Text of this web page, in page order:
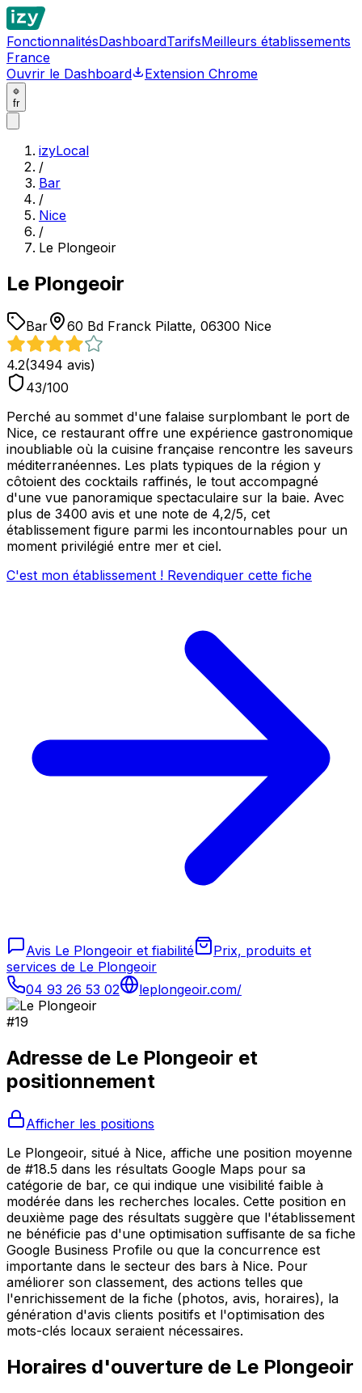
FonctionnalitésDashboardTarifsMeilleurs établissements
France
Ouvrir le Dashboard
Extension Chrome
fr
izyLocal
/
Bar
/
Nice
/
Le Plongeoir
Le Plongeoir
Bar 60 Bd Franck Pilatte, 06300 Nice
4.2(3494 avis)
43/100
Perché au sommet d'une falaise surplombant le port de
Nice, ce restaurant offre une expérience gastronomique
inoubliable où la cuisine française rencontre les saveurs
méditerranéennes. Les plats typiques de la région y
côtoient des cocktails raffinés, le tout accompagné
d'une vue panoramique spectaculaire sur la baie. Avec
plus de 3400 avis et une note de 4,2/5, cet
établissement figure parmi les incontournables pour un
moment privilégié entre mer et ciel.
C'est mon établissement ! Revendiquer cette fiche
Avis Le Plongeoir et fiabilité
Prix, produits et
services de Le Plongeoir
04 93 26 53 02
leplongeoir.com/
#19
Adresse de Le Plongeoir et
positionnement
Afficher les positions
Le Plongeoir, situé à Nice, affiche une position moyenne
de #18.5 dans les résultats Google Maps pour sa
catégorie de bar, ce qui indique une visibilité faible à
modérée dans les recherches locales. Cette position en
deuxième page des résultats suggère que l'établissement
ne bénéficie pas d'une optimisation suffisante de sa fiche
Google Business Profile ou que la concurrence est
importante dans le secteur des bars à Nice. Pour
améliorer son classement, des actions telles que
l'enrichissement de la fiche (photos, avis, horaires), la
génération d'avis clients positifs et l'optimisation des
mots-clés locaux seraient nécessaires.
Horaires d'ouverture de Le Plongeoir